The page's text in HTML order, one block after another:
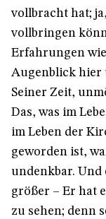
vollbracht hat;
vollbringen
Erfahrungen
Augenblick hier
Seiner Zeit,
Das, was im
im Leben der
geworden ist,
undenkbar. Und
größer – Er hat
zu sehen; denn